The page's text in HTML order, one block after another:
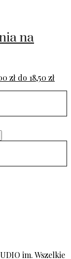
na
zł do 18,50 zł
im. Wszelkie